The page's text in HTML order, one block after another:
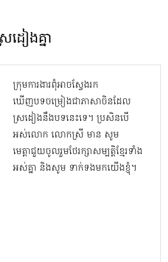
ៀងគ្នា
ក្រុមការងារពុំអាចស្វែងរក
ឃើញបទចម្រៀងជាភាសាចិនដែល
ស្រដៀងនឹងបទនេះទេ។ ប្រសិនបើ
អស់លោក លោកស្រី មាន សូម
មេត្តាជួយចូលរួមថែរក្សាសម្បត្តិខ្មែរទាំង
អស់គ្នា និងសូម ទាក់ទងមកយើងខ្ញុំ។